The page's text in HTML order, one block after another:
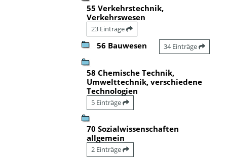
55 Verkehrstechnik,
Verkehrswesen
23 Einträge
56 Bauwesen 34 Einträge
58 Chemische Technik,
Umwelttechnik, verschiedene
Technologien
5 Einträge
70 Sozialwissenschaften
allgemein
2 Einträge